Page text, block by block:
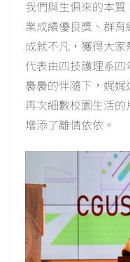
我們與生俱來的本
業成績優良獎、群育
成就不凡，獲得大
代表由四技護理系
裊裊的伴隨下，娓
再次細數校園生活
增添了離情依依。